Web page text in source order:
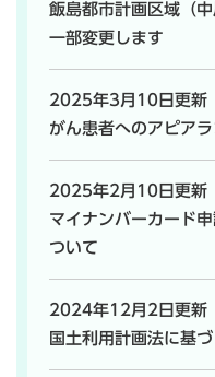
飯島都市計画区域（
一部変更します
2025年3月10日更新
がん患者へのアピア
2025年2月10日更新
マイナンバーカード
ついて
2024年12月2日更新
国土利用計画法に基